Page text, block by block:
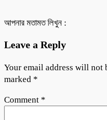
আপনার মতামত লিখুন :
Leave a Reply
Your email address will not
marked *
Comment *